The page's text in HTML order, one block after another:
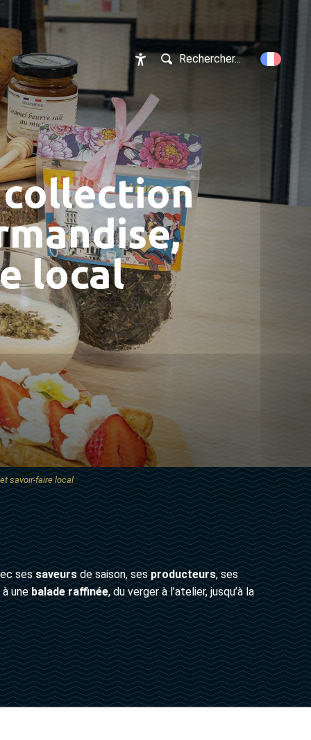
Rechercher...
local
savoir-faire local
sessaveursde saison, sesproducteurs, ses
unebalade raffinée, du verger à l’atelier, jusqu’à la